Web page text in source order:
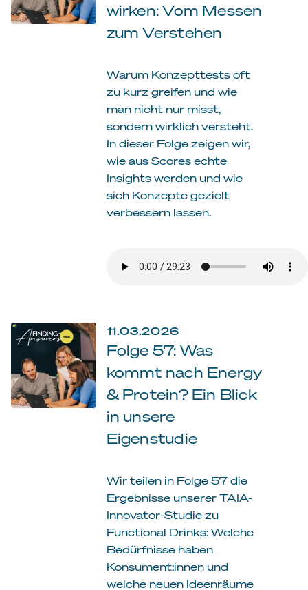
wirken: Vom Messen
zum Verstehen
Warum Konzepttests oft
zu kurz greifen und wie
man nicht nur misst,
sondern wirklich versteht.
In dieser Folge zeigen wir,
wie aus Scores echte
Insights werden und wie
sich Konzepte gezielt
verbessern lassen.
11.03.2026
Folge 57: Was
kommt nach Energy
& Protein? Ein Blick
in unsere
Eigenstudie
Wir teilen in Folge 57 die
Ergebnisse unserer TAIA-
Innovator-Studie zu
Functional Drinks: Welche
Bedürfnisse haben
Konsument:innen und
welche neuen Ideenräume